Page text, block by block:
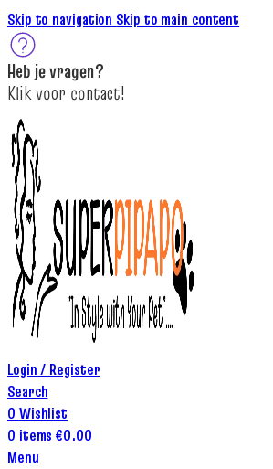
Skip to navigation Skip to main content
Heb jevragen?
Klikvoor contact!
Login / Register
Search
0 Wishlist
0 items €0.00
Menu